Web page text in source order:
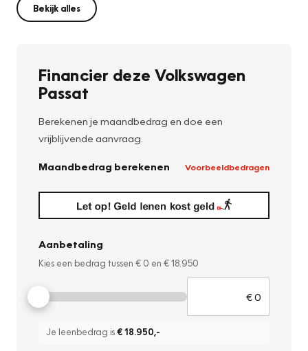
Bekijk alles
Financier deze Volkswagen
Passat
Berekenen je maandbedrag en doe een
vrijblijvende aanvraag.
Maandbedrag berekenen Voorbeeldbedragen
Aanbetaling
Kies een bedrag tussen € 0 en € 18.950
Je leenbedrag is€ 18.950,-